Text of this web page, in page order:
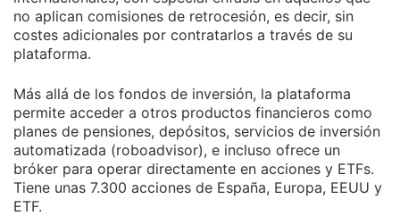
no aplican comisiones de retrocesión, es decir, sin
costes adicionales por contratarlos a través de su
plataforma.
Más allá de los fondos de inversión, la plataforma
permite acceder a otros productos financieros como
planes de pensiones, depósitos, servicios de inversión
automatizada (roboadvisor), e incluso ofrece un
bróker para operar directamente en acciones y ETFs.
Tiene unas 7.300 acciones de España, Europa, EEUU y
ETF.